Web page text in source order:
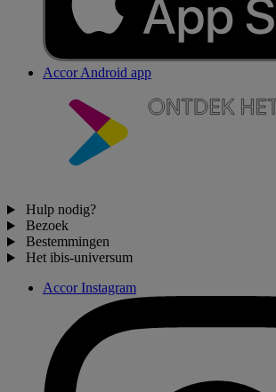
Accor Android app
Hulp nodig?
Bezoek
Bestemmingen
Het ibis-universum
Accor Instagram